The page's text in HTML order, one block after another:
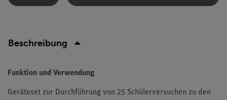
Beschreibung
Funktion und Verwendung
Geräteset zur Durchführung von 25 Schülerversuchen zu den